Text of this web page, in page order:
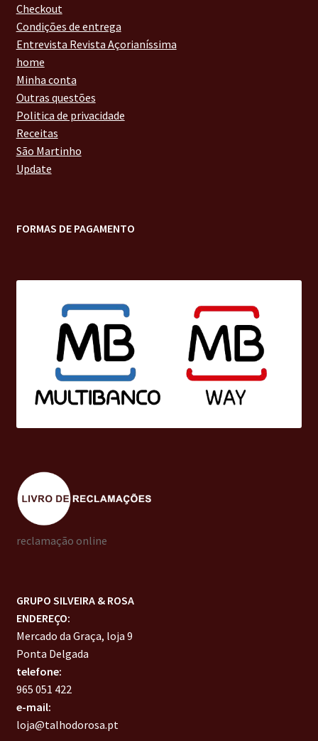
Checkout
Condições de entrega
Entrevista Revista Açorianíssima
home
Minha conta
Outras questões
Politica de privacidade
Receitas
São Martinho
Update
FORMAS DE PAGAMENTO
reclamação online
GRUPO SILVEIRA & ROSA
ENDEREÇO:
Mercado da Graça, loja 9
Ponta Delgada
telefone:
965 051 422
e-mail:
loja@talhodorosa.pt